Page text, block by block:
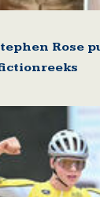
Rose